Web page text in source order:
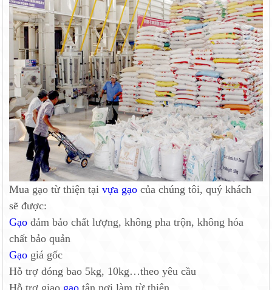
Mua gạo từ thiện tạivựa gạo của chúng tôi, quý khách
sẽ được:
Gạo đảm bảo chất lượng, không pha trộn, không hóa
chất bảo quản
Gạo giá gốc
Hỗ trợ đóng bao 5kg, 10kg…theo yêu cầu